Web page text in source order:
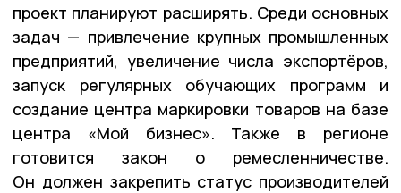
проект планируют расширять. Среди основных
задач — привлечение крупных промышленных
предприятий, увеличение числа экспортёров,
запуск регулярных обучающих программ и
создание центра маркировки товаров на базе
центра «Мой бизнес». Также в регионе
готовится закон о ремесленничестве.
Он должен закрепить статус производителей